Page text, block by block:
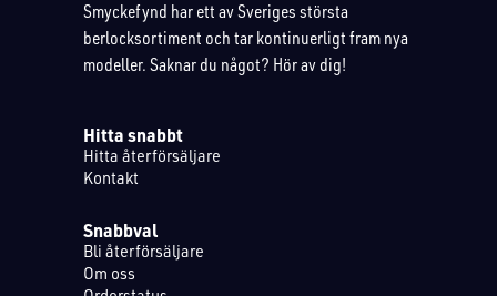
Smyckefynd har ett av Sveriges största
berlocksortiment och tar kontinuerligt fram nya
modeller. Saknar du något? Hör av dig!
Hitta snabbt
Hitta återförsäljare
Kontakt
Snabbval
Bli återförsäljare
Om oss